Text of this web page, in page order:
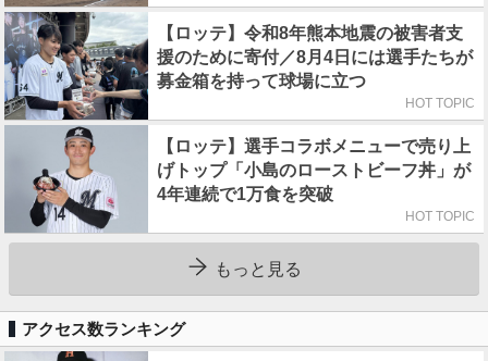
【ロッテ】令和8年熊本地震の被害者支
援のために寄付／8月4日には選手たちが
募金箱を持って球場に立つ
HOT TOPIC
【ロッテ】選手コラボメニューで売り上
げトップ「小島のローストビーフ丼」が
4年連続で1万食を突破
HOT TOPIC
もっと見る
アクセス数ランキング